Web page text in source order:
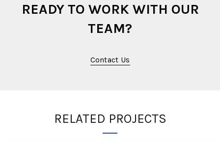
READY TO WORK WITH OUR
TEAM?
Contact Us
RELATED PROJECTS